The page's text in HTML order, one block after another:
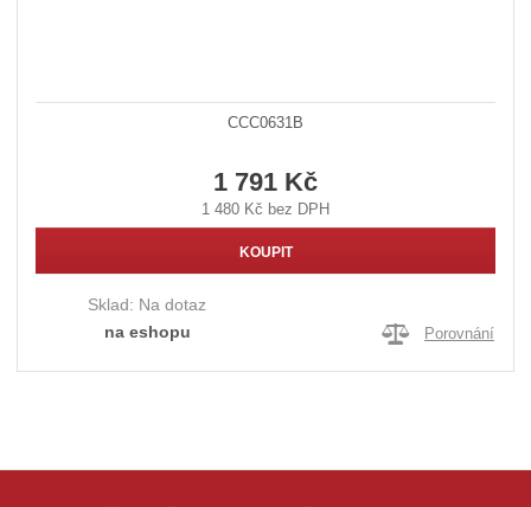
CCC0631B
1 791 Kč
1 480 Kč bez DPH
KOUPIT
Sklad: Na dotaz
na eshopu
Porovnání